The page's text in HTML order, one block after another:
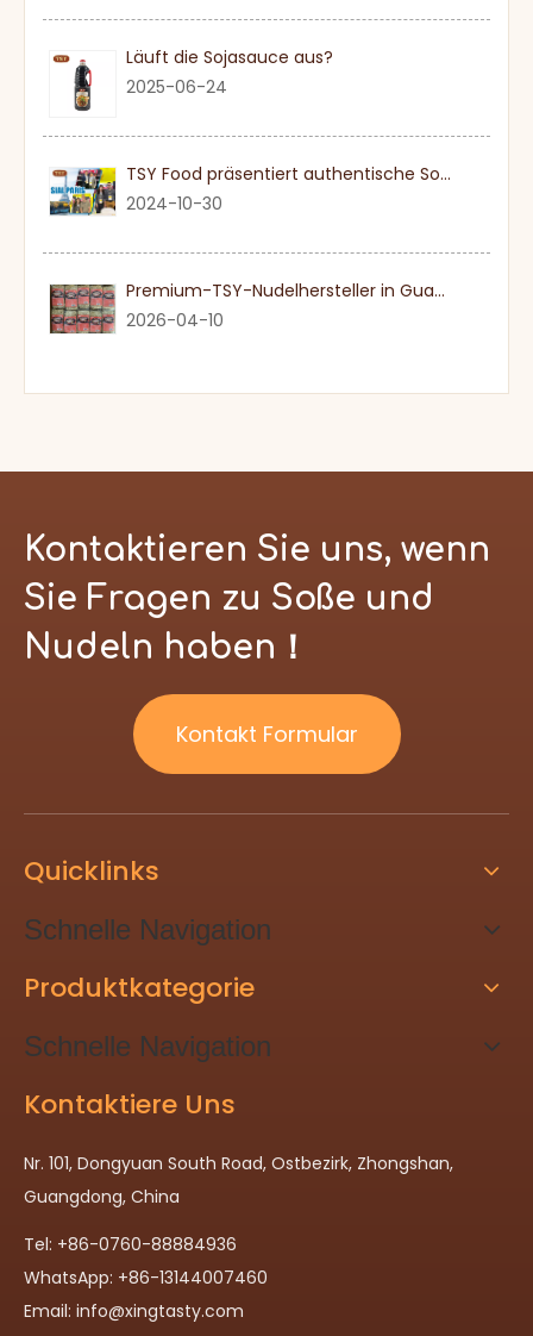
Läuft die Sojasauce aus?
2025-06-24
TSY Food präsentiert authentische Sojasauce auf der SIAL PARIS 2024
2024-10-30
Premium-TSY-Nudelhersteller in Guangdong
2026-04-10
Kontaktieren Sie uns, wenn
Sie Fragen zu Soße und
Nudeln haben！
Kontakt Formular
Quicklinks
Schnelle Navigation
Produktkategorie
Schnelle Navigation
Kontaktiere Uns
Nr. 101, Dongyuan South Road, Ostbezirk, Zhongshan,
Guangdong, China
Tel: +86-0760-88884936
WhatsApp: +86-13144007460
Email: info@xingtasty.com